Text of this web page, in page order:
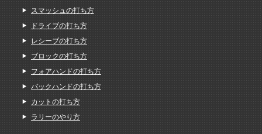
スマッシュの打ち方
ドライブの打ち方
レシーブの打ち方
ブロックの打ち方
フォアハンドの打ち方
バックハンドの打ち方
カットの打ち方
ラリーのやり方